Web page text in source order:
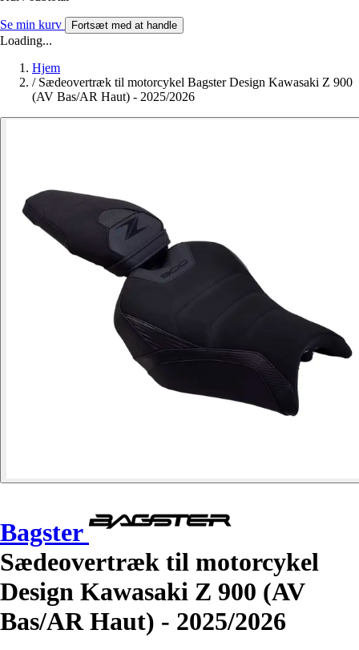
Se min kurv Fortsæt med at handle
Loading...
Hjem
/ Sædeovertræk til motorcykel Bagster Design Kawasaki Z 900
(AV Bas/AR Haut) - 2025/2026
Bagster
Sædeovertræk til motorcykel
Design Kawasaki Z 900 (AV
Bas/AR Haut) - 2025/2026